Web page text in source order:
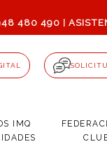
480 490
IMQ